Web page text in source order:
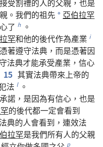
接受割禮的人的父親 ， 也是
。 我們的祖先 * 亞伯拉罕
了 h 。
罕和他的後代作為產業 i
憑著遵守法典 ， 而是憑著因
法典才能承受產業 ， 信心
15 其實法典帶來上帝的
法 l 。
承諾 ， 是因為有信心 ， 也是
的後代都一定會看到
法典的人會看到 ， 連效法
拉罕是我們所有人的父親
p